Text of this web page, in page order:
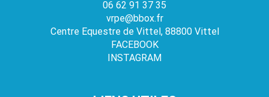
06 62 91 37 35
vrpe@bbox.fr
Centre Equestre de Vittel, 88800 Vittel
FACEBOOK
INSTAGRAM